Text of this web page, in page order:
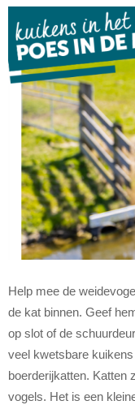
Help mee de
de kat binnen. Geef
op slot of de
veel kwetsbare
boerderijkatten. Katten
vogels. Het is een